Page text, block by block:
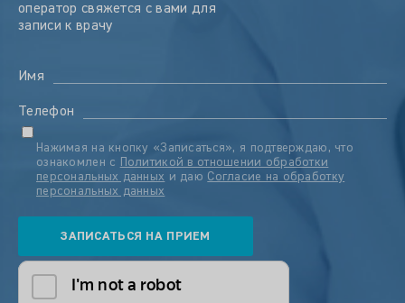
оператор свяжется с вами для
записи к врачу
Имя
Телефон
Нажимая на кнопку «Записаться», я подтверждаю, что
ознакомлен с
Политикой в отношении обработки
персональных данных и даю Согласие на обработку
персональных данных